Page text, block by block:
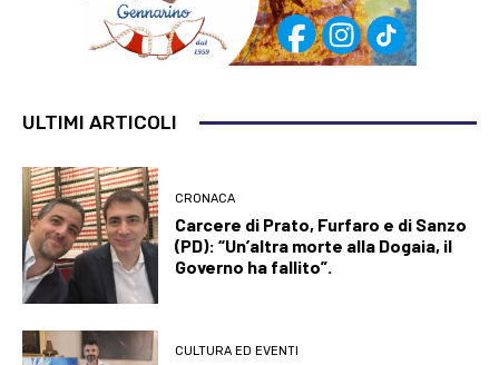
ULTIMI ARTICOLI
CRONACA
Carcere di Prato, Furfaro e di Sanzo
(PD): “Un’altra morte alla Dogaia, il
Governo ha fallito”.
CULTURA ED EVENTI